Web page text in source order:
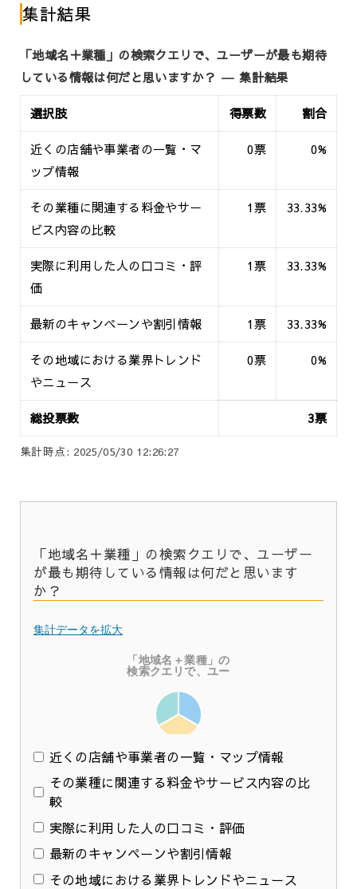
集計結果
「地域名＋業種」の検索クエリで、ユーザーが最も期待
している情報は何だと思いますか？ ― 集計結果
選択肢 得票数 割合
近くの店舗や事業者の一覧・マ
ップ情報
0票 0%
その業種に関連する料金やサー
ビス内容の比較
1票 33.33%
実際に利用した人の口コミ・評
価
1票 33.33%
最新のキャンペーンや割引情報 1票 33.33%
その地域における業界トレンド
やニュース
0票 0%
総投票数 3票
集計時点: 2025/05/30 12:26:27
「地域名＋業種」の検索クエリで、ユーザー
が最も期待している情報は何だと思います
か？
集計データを拡大
近くの店舗や事業者の一覧・マップ情報
その業種に関連する料金やサービス内容の比
較
実際に利用した人の口コミ・評価
最新のキャンペーンや割引情報
その地域における業界トレンドやニュース